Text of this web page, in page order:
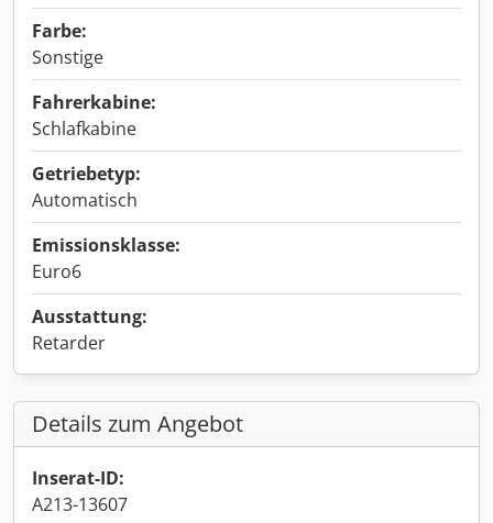
Farbe:
Sonstige
Fahrerkabine:
Schlafkabine
Getriebetyp:
Automatisch
Emissionsklasse:
Euro6
Ausstattung:
Retarder
Details zum Angebot
Inserat-ID:
A213-13607